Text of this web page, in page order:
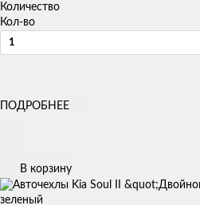
Количество
Кол-во
ПОДРОБНЕЕ
В корзину